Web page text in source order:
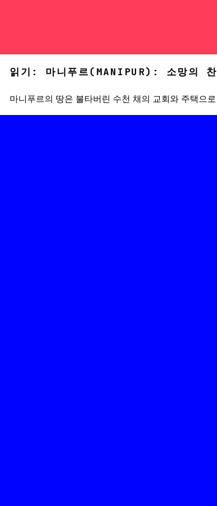
읽기: 마니푸르(MANIPUR): 소망의
마니푸르의 땅은 불타버린 수천 채의 교회와 주택으